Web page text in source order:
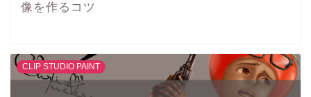
像を作るコツ
CLIP STUDIO PAINT